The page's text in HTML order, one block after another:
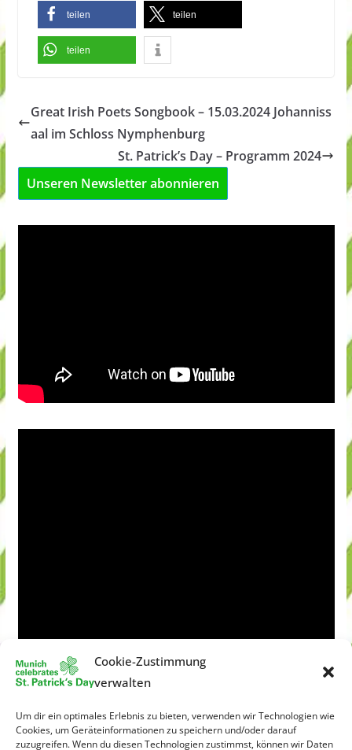
Cookie-Zustimmung
verwalten
Um dir ein optimales Erlebnis zu bieten, verwenden wir Technologien wie
Cookies, um Geräteinformationen zu speichern und/oder darauf
zuzugreifen. Wenn du diesen Technologien zustimmst, können wir Daten
teilen teilen
teilen
Great Irish Poets Songbook – 15.03.2024 Johanniss
aal im Schloss Nymphenburg
St. Patrick’s Day – Programm 2024
Unseren Newsletter abonnieren